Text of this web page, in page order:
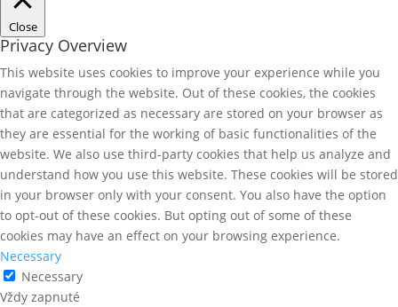
Close
Privacy Overview
This website uses cookies to improve your experience while you
navigate through the website. Out of these cookies, the cookies
that are categorized as necessary are stored on your browser as
they are essential for the working of basic functionalities of the
website. We also use third-party cookies that help us analyze and
understand how you use this website. These cookies will be stored
in your browser only with your consent. You also have the option
to opt-out of these cookies. But opting out of some of these
cookies may have an effect on your browsing experience.
Necessary
Necessary
Vždy zapnuté